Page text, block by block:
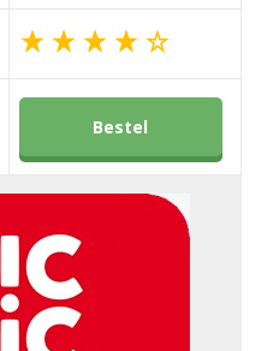
Bestel